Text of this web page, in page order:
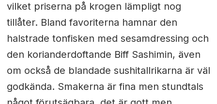
vilket priserna på krogen lämpligt nog
tillåter. Bland favoriterna hamnar den
halstrade tonfisken med sesamdressing och
den korianderdoftande Biff Sashimin, även
om också de blandade sushitallrikarna är väl
godkända. Smakerna är fina men stundtals